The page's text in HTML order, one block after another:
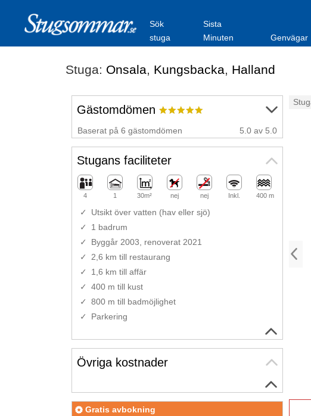
Sök
stuga
Sista
Minuten
Genvägar
Stuga: Onsala, Kungsbacka, Halland
Gästomdömen
Baserat på 6 gästomdömen 5.0 av 5.0
Stugans faciliteter
4 1 30m² nej nej Inkl. 400 m
Utsikt över vatten (hav eller sjö)
1 badrum
Byggår 2003, renoverat 2021
2,6 km till restaurang
1,6 km till affär
400 m till kust
800 m till badmöjlighet
Parkering
Övriga kostnader
Gratis avbokning